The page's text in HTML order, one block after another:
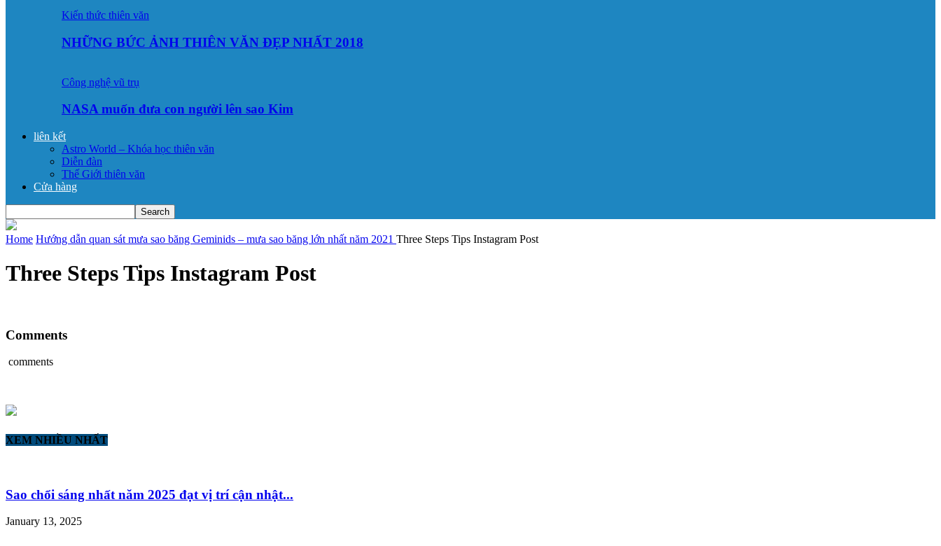
Kiến thức thiên văn
NHỮNG BỨC ẢNH THIÊN VĂN ĐẸP NHẤT 2018
Công nghệ vũ trụ
NASA muốn đưa con người lên sao Kim
liên kết
Astro World – Khóa học thiên văn
Diễn đàn
Thế Giới thiên văn
Cửa hàng
Home Hướng dẫn quan sát mưa sao băng Geminids – mưa sao băng lớn nhất năm 2021 Three Steps Tips Instagram Post
Three Steps Tips Instagram Post
Comments
comments
XEM NHIỀU NHẤT
Sao chổi sáng nhất năm 2025 đạt vị trí cận nhật...
January 13, 2025